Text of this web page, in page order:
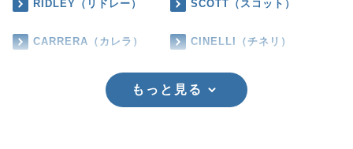
RIDLEY（リドレー） SCOTT（スコット）
CARRERA（カレラ） CINELLI（チネリ）
もっと見る